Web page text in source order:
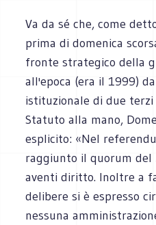
Va da sé che, come
prima di domenica
fronte strategico della
all'epoca (era il 1999)
istituzionale di due
Statuto alla mano,
esplicito: «Nel
raggiunto il quorum del
aventi diritto. Inoltre a
delibere si è espresso
nessuna